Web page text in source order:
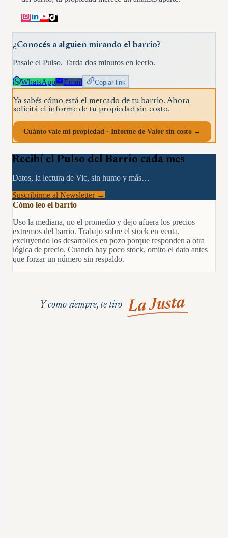
¿Conocés a alguien mirando el barrio?
Pasale el Pulso. Tarda dos minutos en leerlo.
WhatsApp Email Copiar link
Ya sabés cómo está el mercado de tu barrio. Ahora
solicitá el informe de tu propiedad sin costo.
Cuánto vale mi propiedad · Informe de Valor sin costo →
Recibí el Pulso del Barrio cada mes
Datos, la lectura de Vic, sin humo y más…
Suscribirme al Newsletter →
Cómo leo el barrio
Uso la mediana, no el promedio y dejo afuera los precios
extremos del barrio. Trabajo sobre el stock en venta,
excluyendo los desarrollos en pozo porque responden a otra
lógica de precio. Cuando hay poco stock, omito el dato antes
que forzar un número sin respaldo.
Y como siempre, te tiro La Justa